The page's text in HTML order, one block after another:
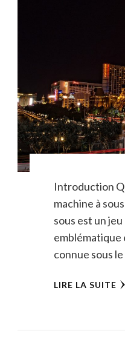
Introduction
machine à
sous est un
emblématique
connue sous
LIRE LA SUITE